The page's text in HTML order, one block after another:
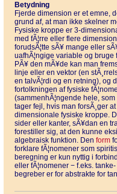
Betydning
Fjerde dimension er et emne,
grund af, at man ikke skelner
Fysiske kroppe er 3-
med fÃ¦rre eller flere
forudsÃ¦tte sÃ¥ mange eller
uafhÃ¦ngige variable og bruge
PÃ¥ den mÃ¥de kan man
linje eller en vektor (en
en talvÃ¦rdi og en retning), og
fortolkningen af fysiske
(sammenhÃ¦ngende hele,
tager fejl, hvis man forsÃ¸ger
dimensionale fysiske kroppe.
sider eller kanter, sÃ¥dan en
forestiller sig, at den kunne
algebraisk funktion. Den form
forklare fÃ¦nomener som
beregning er kun nyttig i
eller fÃ¦nomener − f.eks.
begreber er for abstrakte for